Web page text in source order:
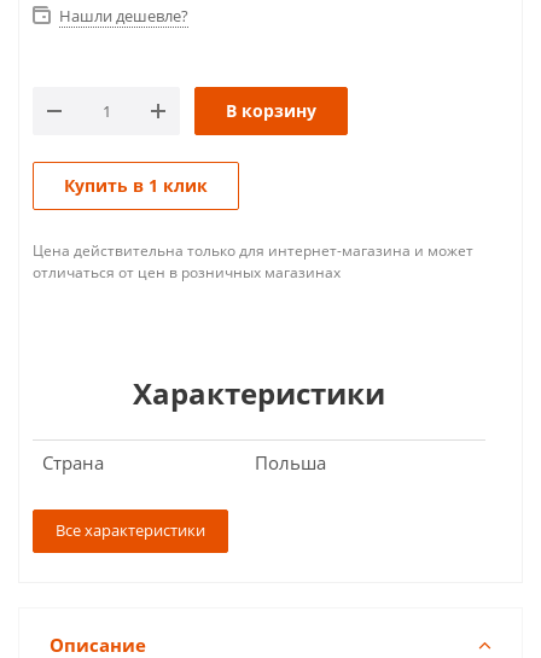
Нашли дешевле?
В корзину
Купить в 1 клик
Цена действительна только для интернет-магазина и может
отличаться от цен в розничных магазинах
Характеристики
Страна Польша
Все характеристики
Описание